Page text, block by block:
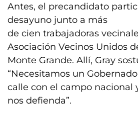
Antes, el precandidato
desayuno junto a más
de cien trabajadoras
Asociación Vecinos Unidos
Monte Grande. Allí, Gray
“Necesitamos un
calle con el campo nacional
nos defienda”.